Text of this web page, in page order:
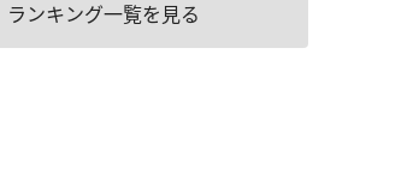
ランキング一覧を見る